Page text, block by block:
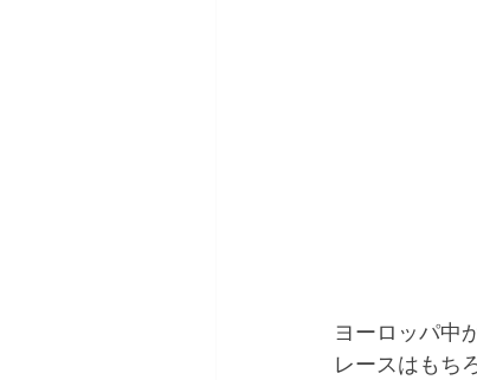
ヨーロッパ中
レースはもち